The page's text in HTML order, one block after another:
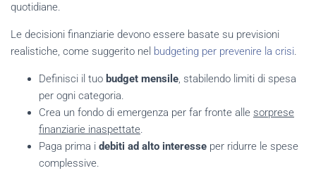
quotidiane.
Le decisioni finanziarie devono essere basate su previsioni
realistiche, come suggerito nel budgeting per prevenire la crisi.
Definisci il tuo budget mensile, stabilendo limiti di spesa
per ogni categoria.
Crea un fondo di emergenza per far fronte alle sorprese
finanziarie inaspettate.
Paga prima i debiti ad alto interesse per ridurre le spese
complessive.